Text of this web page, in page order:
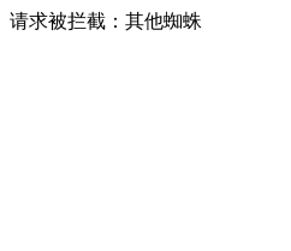
请求被拦截：其他蜘蛛